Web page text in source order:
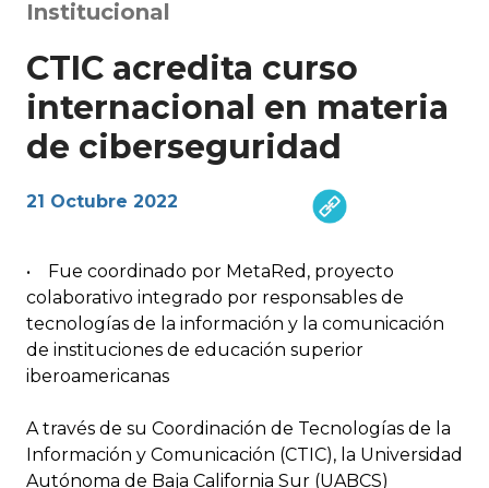
Institucional
CTIC acredita curso
internacional en materia
de ciberseguridad
21 Octubre 2022
• Fue coordinado por MetaRed, proyecto
colaborativo integrado por responsables de
tecnologías de la información y la comunicación
de instituciones de educación superior
iberoamericanas
A través de su Coordinación de Tecnologías de la
Información y Comunicación (CTIC), la Universidad
Autónoma de Baja California Sur (UABCS)